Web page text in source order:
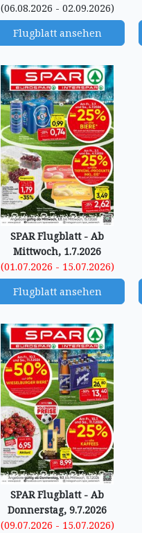
(06.08.2026 - 02.09.2026)
Flugblatt ansehen
SPAR Flugblatt - Ab
Mittwoch, 1.7.2026
(01.07.2026 - 15.07.2026)
Flugblatt ansehen
SPAR Flugblatt - Ab
Donnerstag, 9.7.2026
(09.07.2026 - 15.07.2026)